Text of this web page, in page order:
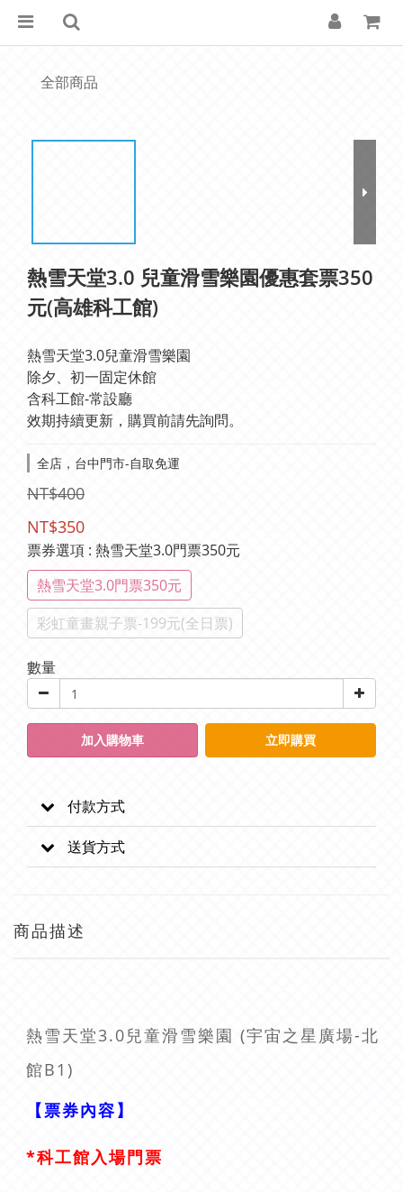
全部商品
熱雪天堂3.0 兒童滑雪樂園優惠套票350
元(高雄科工館)
熱雪天堂3.0兒童滑雪樂園
除夕、初一固定休館
含科工館-常設廳
效期持續更新，購買前請先詢問。
全店，台中門市-自取免運
NT$400
NT$350
票券選項 : 熱雪天堂3.0門票350元
熱雪天堂3.0門票350元
彩虹童畫親子票-199元(全日票)
數量
加入購物車 立即購買
付款方式
送貨方式
商品描述
熱雪天堂3.0兒童滑雪樂園 (宇宙之星廣場-北
館B1)
【票券內容】
*科工館入場門票